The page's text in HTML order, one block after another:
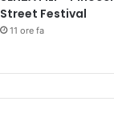
Street Festival
11 ore fa